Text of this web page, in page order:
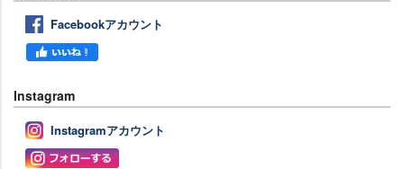
Facebookアカウント
Instagram
Instagramアカウント